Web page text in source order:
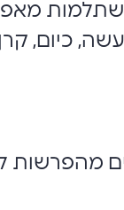
כיום,
מהפרשות